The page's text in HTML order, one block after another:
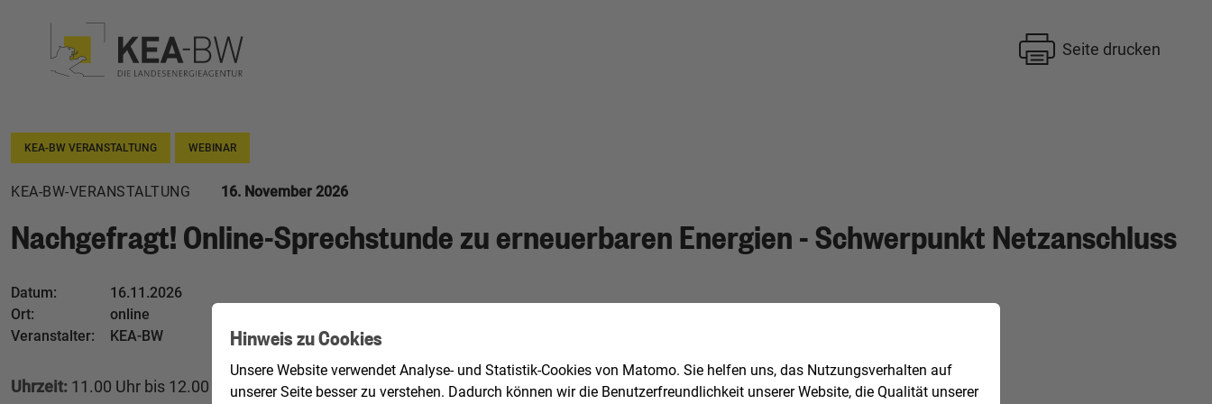
Seite drucken
KEA-BW VERANSTALTUNG WEBINAR
KEA-BW-VERANSTALTUNG 16. November 2026
Nachgefragt! Online-Sprechstunde zu erneuerbaren Energien - Schwerpunkt Netzanschluss
Datum:
16.11.2026
Ort:
online
Veranstalter:
KEA-BW
Uhrzeit: 11.00 Uhr bis 12.00 Uhr
Hinweis zu Cookies
Unsere Website verwendet Analyse- und Statistik-Cookies von Matomo. Sie helfen uns, das Nutzungsverhalten auf
unserer Seite besser zu verstehen. Dadurch können wir die Benutzerfreundlichkeit unserer Website, die Qualität unserer